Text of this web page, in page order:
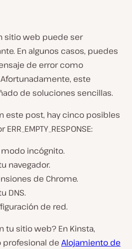
sitio web puede ser
En algunos casos, puedes
de error como
Afortunadamente, este
de soluciones sencillas.
este post, hay cinco posibles
modo incógnito.
navegador.
de Chrome.
DNS.
de red.
tu sitio web? En Kinsta,
de Alojamiento de